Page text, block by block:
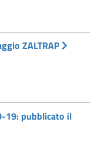
ZALTRAP
19: pubblicato il